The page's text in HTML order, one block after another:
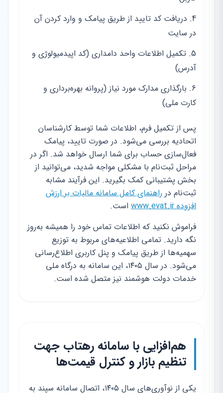
دریافت کد تایید از طریق پیامک و وارد کردن آن
در سایت
تکمیل اطلاعات واحد دامداری (کد اپیدمیولوژی و
آدرس)
بارگذاری مدارک مورد نیاز (پروانه بهره‌برداری و
کارت ملی)
پس از تکمیل فرم، اطلاعات شما توسط کارشناسان
اتحادیه بررسی می‌شود. در صورت تایید، پیامک
فعال‌سازی حساب برای شما ارسال خواهد شد. اگر در
مراحل ثبت‌نام با مشکلی مواجه شدید، می‌توانید از
بخش پشتیبانی کمک بگیرید. این فرآیند مشابه
ثبت‌نام در راهنمای کامل سامانه مالیات بر ارزش
افزوده www.evat.ir
است.
فراموش نکنید که اطلاعات تماس خود را همیشه به‌روز
نگه دارید. تمامی اطلاعیه‌های مربوط به توزیع
سهمیه‌ها از طریق پیامک و پنل کاربری اطلاع‌رسانی
می‌شود. در سال ۱۴۰۵، این سامانه به درگاه ملی
خدمات دولت هوشمند نیز متصل شده است.
هم‌افزایی با سامانه رهتاب جهت
تنظیم بازار و کنترل قیمت‌ها
یکی از نوآوری‌های سال ۱۴۰۵، اتصال سامانه سپند به